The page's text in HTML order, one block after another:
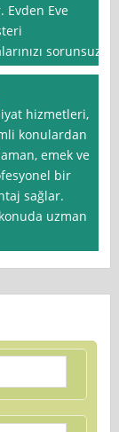
Eve
sorunsuz
hizmetleri,
konulardan
emek ve
bir
sağlar.
uzman